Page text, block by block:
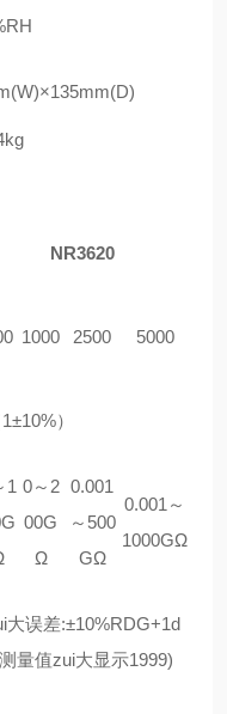
NR3620
1000 2500 5000
）
1 0～2
00G
Ω
0.001
～500
GΩ
0.001～
1000GΩ
大误差:±10%RDG+1d
量值zui大显示1999)